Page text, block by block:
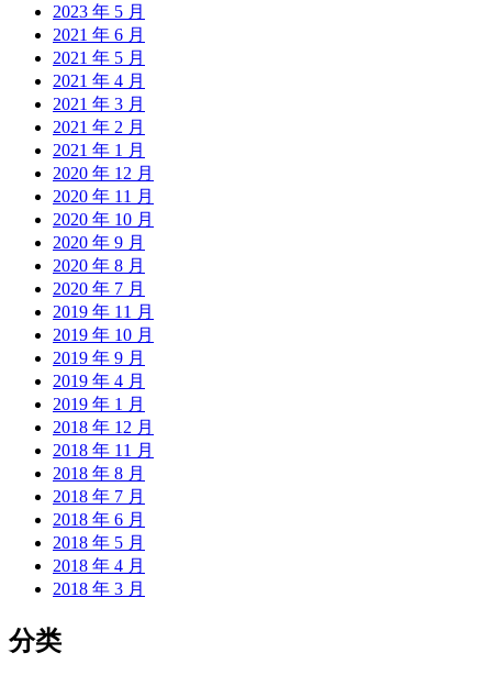
2023 年 5 月
2021 年 6 月
2021 年 5 月
2021 年 4 月
2021 年 3 月
2021 年 2 月
2021 年 1 月
2020 年 12 月
2020 年 11 月
2020 年 10 月
2020 年 9 月
2020 年 8 月
2020 年 7 月
2019 年 11 月
2019 年 10 月
2019 年 9 月
2019 年 4 月
2019 年 1 月
2018 年 12 月
2018 年 11 月
2018 年 8 月
2018 年 7 月
2018 年 6 月
2018 年 5 月
2018 年 4 月
2018 年 3 月
分类